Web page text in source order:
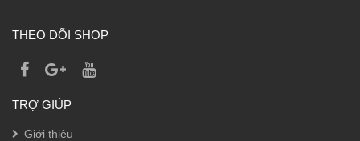
THEO DÕI SHOP
TRỢ GIÚP
Giới thiệu